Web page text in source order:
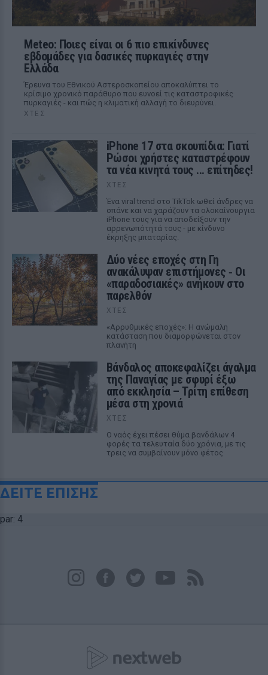
Meteo: Ποιες είναι οι 6 πιο επικίνδυνες
εβδομάδες για δασικές πυρκαγιές στην
Ελλάδα
Έρευνα του Εθνικού Αστεροσκοπείου αποκαλύπτει το
κρίσιμο χρονικό παράθυρο που ευνοεί τις καταστροφικές
πυρκαγιές - και πώς η κλιματική αλλαγή το διευρύνει.
ΧΤΕΣ
iPhone 17 στα σκουπίδια: Γιατί
Ρώσοι χρήστες καταστρέφουν
τα νέα κινητά τους ... επίτηδες!
ΧΤΕΣ
Ένα viral trend στο TikTok ωθεί άνδρες να
σπάνε και να χαράζουν τα ολοκαίνουργια
iPhone τους για να αποδείξουν την
αρρενωπότητά τους - με κίνδυνο
έκρηξης μπαταρίας.
Δύο νέες εποχές στη Γη
ανακάλυψαν επιστήμονες ‑ Oι
«παραδοσιακές» ανήκουν στο
παρελθόν
ΧΤΕΣ
«Αρρυθμικές εποχές»: Η ανώμαλη
κατάσταση που διαμορφώνεται στον
πλανήτη
Βάνδαλος αποκεφαλίζει άγαλμα
της Παναγίας με σφυρί έξω
από εκκλησία – Τρίτη επίθεση
μέσα στη χρονιά
ΧΤΕΣ
Ο ναός έχει πέσει θύμα βανδάλων 4
φορές τα τελευταία δύο χρόνια, με τις
τρεις να συμβαίνουν μόνο φέτος
ΔΕΙΤΕ ΕΠΙΣΗΣ
par: 4